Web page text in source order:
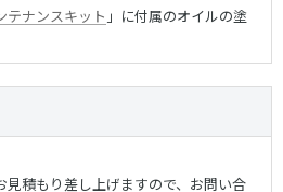
テナンスキット 」に付属のオイルの塗
積もり差し上げますので、お問い合